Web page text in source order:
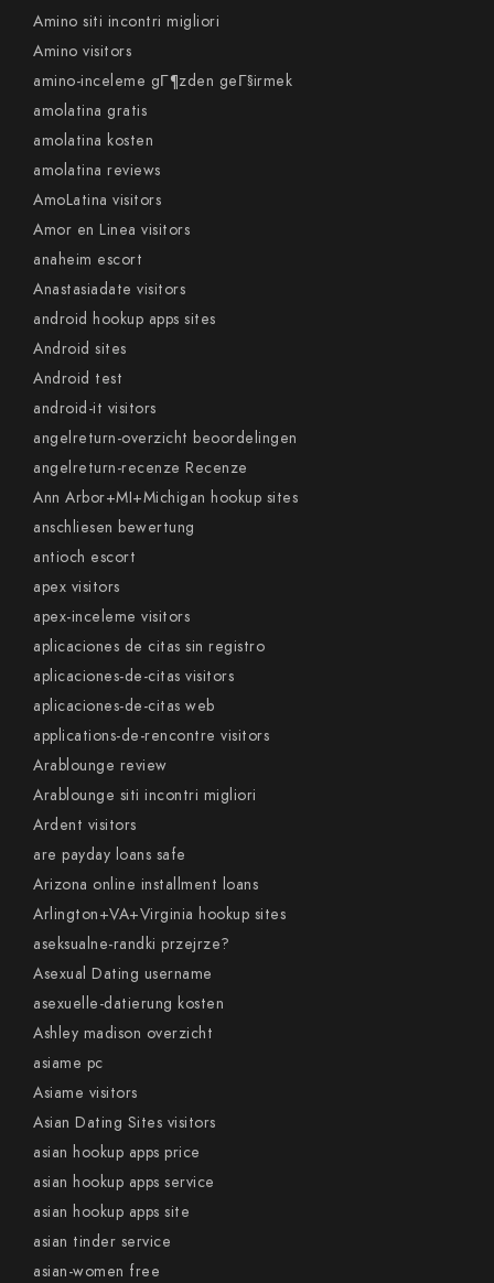
Amino siti incontri migliori
Amino visitors
amino-inceleme gГ¶zden geГ§irmek
amolatina gratis
amolatina kosten
amolatina reviews
AmoLatina visitors
Amor en Linea visitors
anaheim escort
Anastasiadate visitors
android hookup apps sites
Android sites
Android test
android-it visitors
angelreturn-overzicht beoordelingen
angelreturn-recenze Recenze
Ann Arbor+MI+Michigan hookup sites
anschliesen bewertung
antioch escort
apex visitors
apex-inceleme visitors
aplicaciones de citas sin registro
aplicaciones-de-citas visitors
aplicaciones-de-citas web
applications-de-rencontre visitors
Arablounge review
Arablounge siti incontri migliori
Ardent visitors
are payday loans safe
Arizona online installment loans
Arlington+VA+Virginia hookup sites
aseksualne-randki przejrze?
Asexual Dating username
asexuelle-datierung kosten
Ashley madison overzicht
asiame pc
Asiame visitors
Asian Dating Sites visitors
asian hookup apps price
asian hookup apps service
asian hookup apps site
asian tinder service
asian-women free